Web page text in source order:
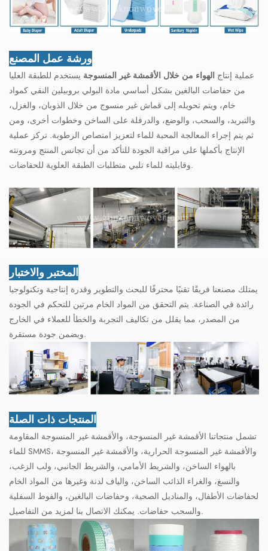
ورشة عمل المصنع
عملية إنتاج الهواء من خلال الأقمشة غير المنسوجة يستخدم للطبقة العليا
من حفاضات البالغين بشكل أساسي مادة البولي بروبيلين النقي كمواد
خام، ويتم تحويله إلى قماش غير منسوج من خلال الذوبان، والغزل،
والتبريد، والسحب، والوضع، والدرفلة على الساخن وخطوات أخرى، ومن
ثم يتم إجراء المعالجة المحبة للماء لتعزيز امتصاص الرطوبة. تركز عملية
الإنتاج بأكملها على مراقبة الجودة للتأكد من أن تجانس المنتج ومرونته
وقابليته للماء تلبي متطلبات الطبقة العلوية للحفاضات.
المختبر والاختبار
يمتلك مصنعنا فريقًا تقنيًا محترفًا للبحث والتطوير وقدرة إنتاجية وتكنولوجيا
رائدة في الصناعة. يتم التحقق من المواد الخام مرتين للتحكم في الجودة
من المصدر، مما يقلل من تكاليف التجربة والخطأ للعملاء في الخارج
ويضمن جودة مستقرة.
المنتجات ذات الصلة
تشمل منتجاتنا الأقمشة غير المنسوجة، والأقمشة غير المنسوجة المقاومة
للماء SMMS، والأقمشة غير المنسوجة الحرارية، والأقمشة غير المنسوجة
بالهواء الساخن، والشريط الأمامي، والشريط الجانبي، ولب الزغب،
والنسغ، والغراء الذائب الساخن، والياف لدنة وغيرها من المواد الخام
لحفاضات الأطفال، والمناديل الصحية، وحفاضات البالغين، والفوط السفلية
والسحب حفاضات. يمكنك الاتصال بنا لمزيد من التفاصيل.